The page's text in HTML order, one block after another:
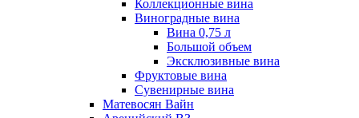
Коллекционные вина
Виноградные вина
Вина 0,75 л
Большой объем
Эксклюзивные вина
Фруктовые вина
Cувенирные вина
Матевосян Вайн